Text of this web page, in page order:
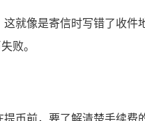
就像是寄信时写错了收
败。
币前，要了解清楚手续